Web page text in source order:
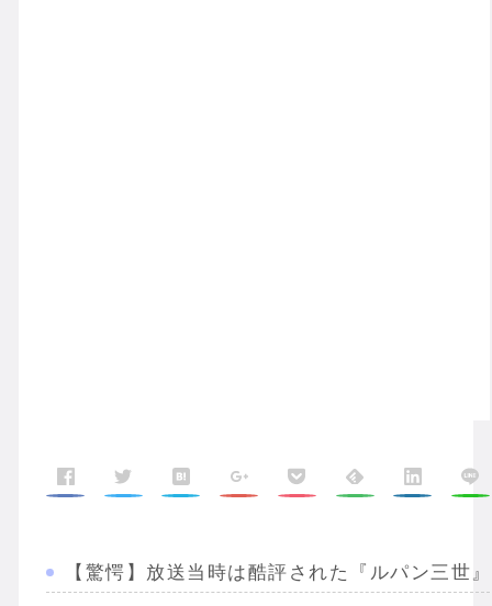
【驚愕】放送当時は酷評された『ルパン三世